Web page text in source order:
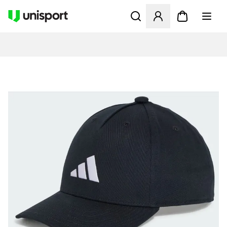
Åbner en Modal til at